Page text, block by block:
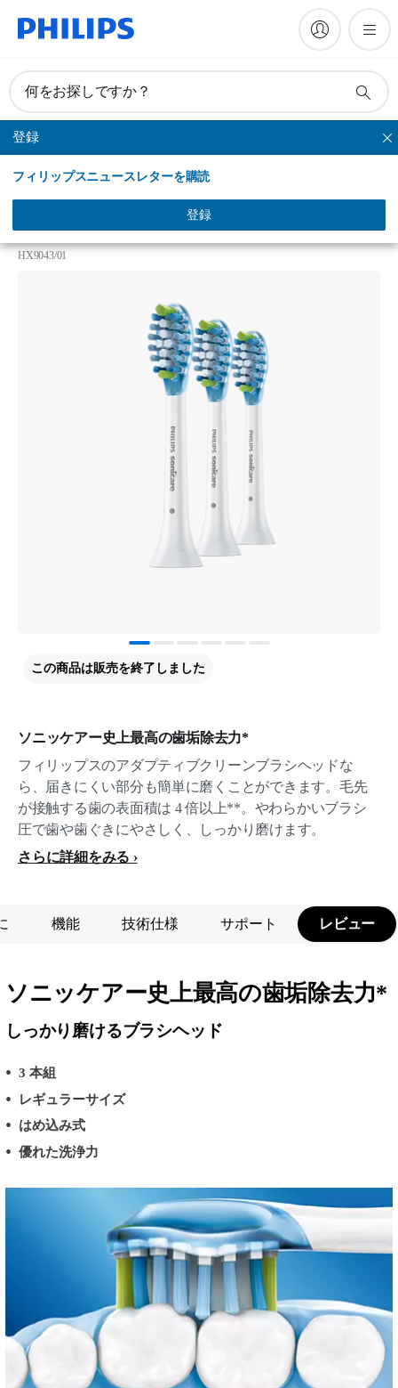
何をお探しですか？
登録
フィリップスニュースレターを購読
登録
アダプティブクリーン
アダプティブクリーンブラシヘッド レギュラーサ
イズ
HX9043/01
ソニッケアー史上最高の歯垢除去力*
フィリップスのアダプティブクリーンブラシヘッドな
ら、届きにくい部分も簡単に磨くことができます。毛先
が接触する歯の表面積は 4 倍以上**。やわらかいブラシ
圧で歯や歯ぐきにやさしく、しっかり磨けます。
さらに詳細をみる
この商品は販売を終了しました
機能 技術仕様 サポート レビュー
ソニッケアー史上最高の歯垢除去力*
しっかり磨けるブラシヘッド
3 本組
レギュラーサイズ
はめ込み式
優れた洗浄力